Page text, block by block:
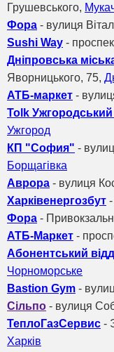
Грушевського,
Фора - вулиця
Sushi Way -
Дніпровська
Яворницького, 75,
АТБ-маркет -
Tolk
Ужгород
КП "София" -
Борщагівка
Аврора - вулиця
Харківенергозбут
Фора -
АТБ-Маркет -
Абонентський
Чорноморське
Bastion Gym -
Сільпо - вулиця
ТеплоГазСервис -
Харків